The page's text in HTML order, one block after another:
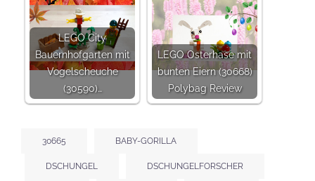
LEGO City
Bauernhofgarten mit
Vogelscheuche
(30590)…
LEGO Osterhase mit
bunten Eiern (30668)
Polybag Review
30665 BABY-GORILLA
DSCHUNGEL DSCHUNGELFORSCHER